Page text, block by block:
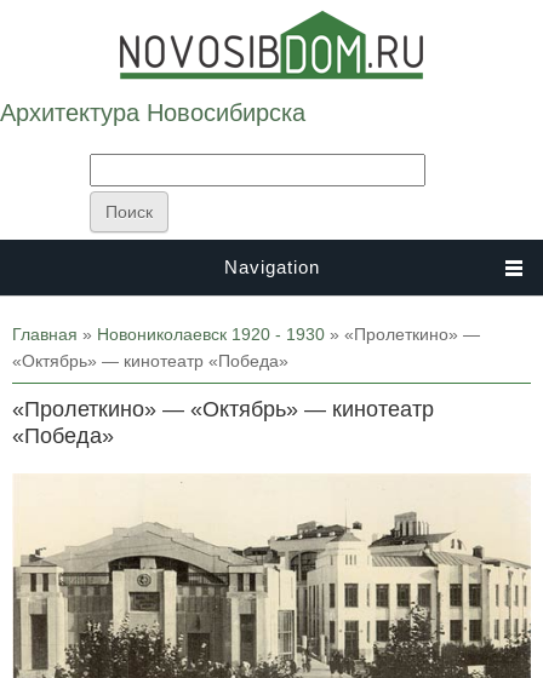
Архитектура Новосибирска
Navigation
Вы здесь
Главная » Новониколаевск 1920 - 1930 » «Пролеткино» —
«Октябрь» — кинотеатр «Победа»
«Пролеткино» — «Октябрь» — кинотеатр
«Победа»